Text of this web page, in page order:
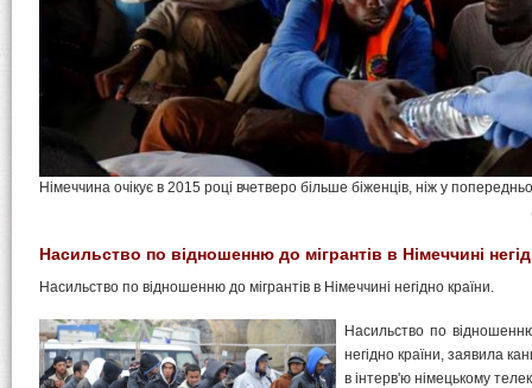
Німеччина очікує в 2015 році вчетверо більше біженців, ніж у
Насильство по відношенню до мігрантів в Німеччині
Насильство по відношенню до мігрантів в Німеччині негідно країни.
Насильство по
негідно країни, заявила
в інтерв'ю німецькому